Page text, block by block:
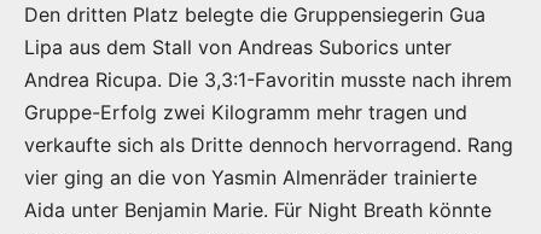
Den dritten Platz belegte die Gruppensiegerin Gua
Lipa aus dem Stall von Andreas Suborics unter
Andrea Ricupa. Die 3,3:1-Favoritin musste nach ihrem
Gruppe-Erfolg zwei Kilogramm mehr tragen und
verkaufte sich als Dritte dennoch hervorragend. Rang
vier ging an die von Yasmin Almenräder trainierte
Aida unter Benjamin Marie. Für Night Breath könnte